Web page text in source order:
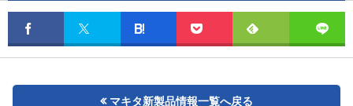
マキタ新製品情報一覧へ戻る